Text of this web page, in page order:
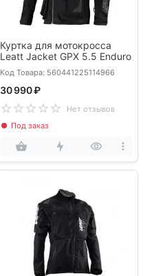
Куртка для мотокросса
Leatt Jacket GPX 5.5 Enduro
Код Товара: 560441225114966
30 990 ₽
Нет отзывов
Под заказ